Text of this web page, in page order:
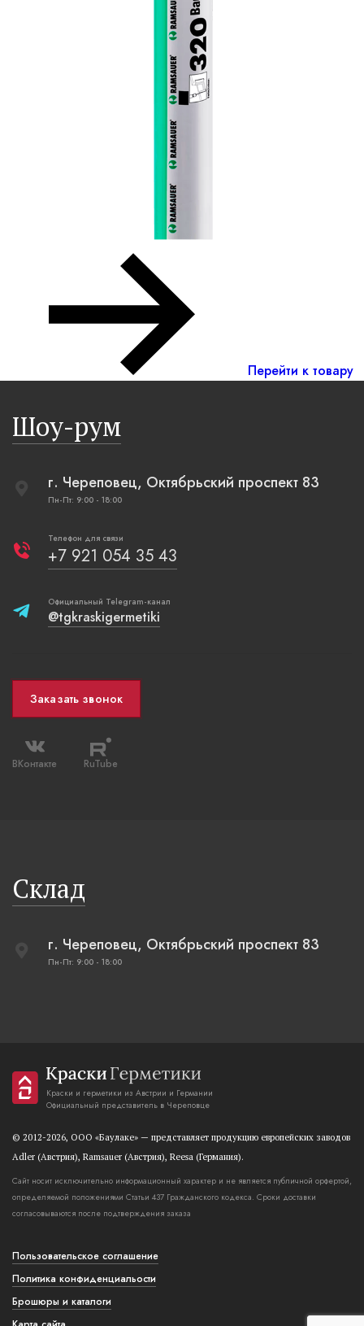
Перейти к товару
Шоу-рум
г. Череповец, Октябрьский проспект 83
Пн-Пт: 9:00 - 18:00
Телефон для связи
+7 921 054 35 43
Официальный Telegram-канал
@tgkraskigermetiki
Заказать звонок
ВКонтакте RuTube
Склад
г. Череповец, Октябрьский проспект 83
Пн-Пт: 9:00 - 18:00
Краски и герметики из Австрии и Германии
Официальный представитель в Череповце
© 2012-2026, OOO «Баулаке» — представляет продукцию европейских заводов
Adler (Австрия), Ramsauer (Австрия), Reesa (Германия).
Сайт носит исключительно информационный характер и не является публичной орфертой,
определяемой положениями Статьи 437 Гражданского кодекса. Сроки доставки
согласовываются после подтверждения заказа
Пользовательское соглашение
Политика конфиденциальости
Брошюры и каталоги